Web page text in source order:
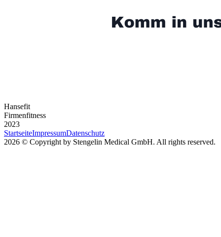
Hansefit
Firmenfitness
2023
StartseiteImpressumDatenschutz
2026 © Copyright by Stengelin Medical GmbH. All rights reserved.